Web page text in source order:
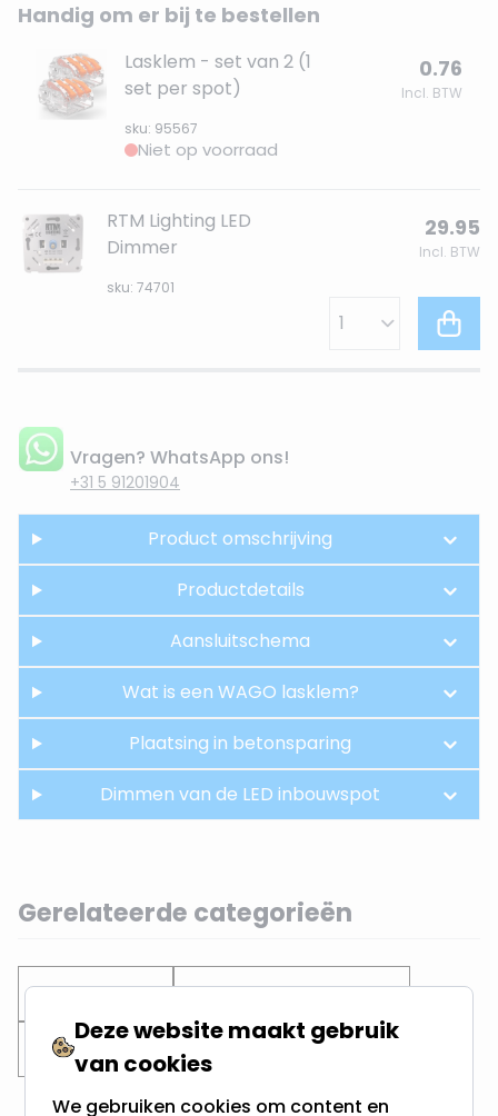
Handig om er bij te bestellen
Lasklem - set van 2 (1
set per spot)
sku: 95567
0.76
Incl. BTW
Niet op voorraad
RTM Lighting LED
Dimmer
sku: 74701
29.95
Incl. BTW
Vragen? WhatsApp ons!
+31 5 91201904
Product omschrijving
Productdetails
Aansluitschema
Wat is een WAGO lasklem?
Plaatsing in betonsparing
Dimmen van de LED inbouwspot
Gerelateerde categorieën
Inbouwspots Ondiepe inbouwspots
Verdiepte spots Witte Inbouwspots
Deze website maakt gebruik
van cookies
We gebruiken cookies om content en